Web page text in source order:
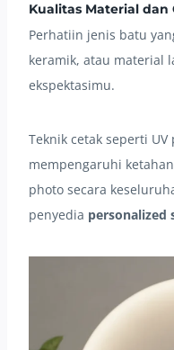
Kualitas Material dan
Perhatiin jenis batu
keramik, atau material
ekspektasimu.
Teknik cetak seperti
mempengaruhi
photo secara
penyedia personalized